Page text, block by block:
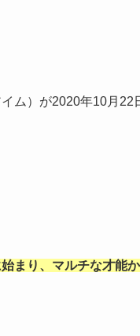
ム）が2020年10月22
まり、マルチな才能